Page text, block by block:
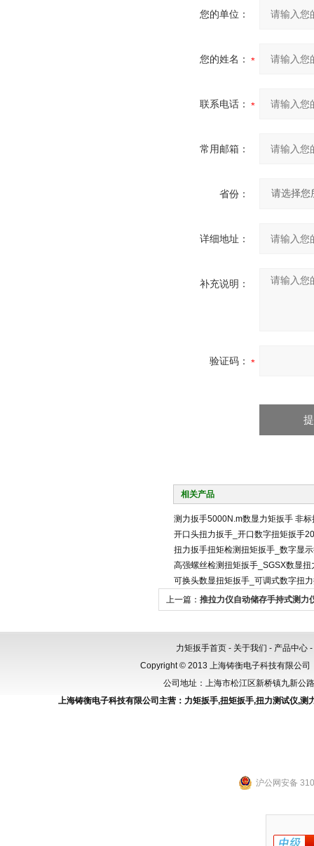
您的单位：
您的姓名：
联系电话：
常用邮箱：
省份：
详细地址：
补充说明：
验证码：
相关产品
测力扳手5000N.m数显力矩扳手 非
开口头扭力扳手_开口数字扭矩扳手
扭力扳手扭矩检测扭矩扳手_数字显
高强螺丝检测扭矩扳手_SGSX数显扭
可换头数显扭矩扳手_可调式数字扭
上一篇： 推拉力仪自动储存手持式测力
力矩扳手首页 - 关于我们 - 产品中心 -
Copyright © 2013 上海铸衡电子科技有限公
公司地址：上海市松江区新桥镇九新
上海铸衡电子科技有限公司主营： 力矩扳手,扭矩扳手,扭力测试仪,测
沪公网安备